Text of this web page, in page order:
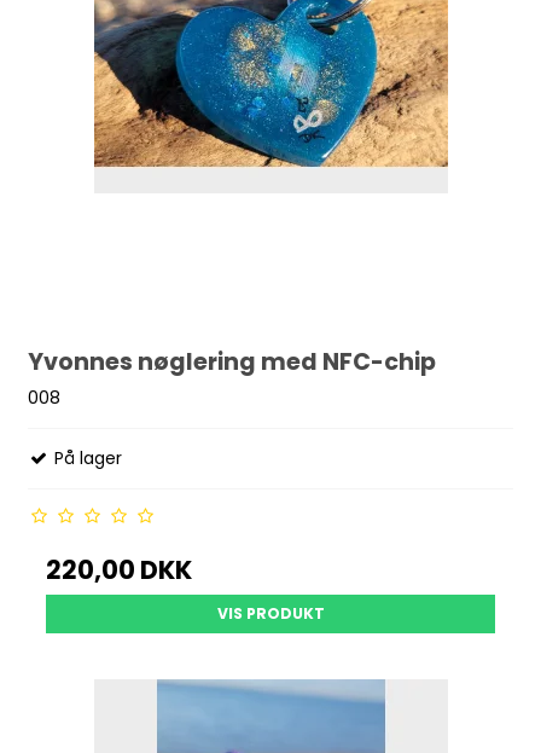
Yvonnes nøglering med NFC-chip
008
På lager
220,00 DKK
VIS PRODUKT